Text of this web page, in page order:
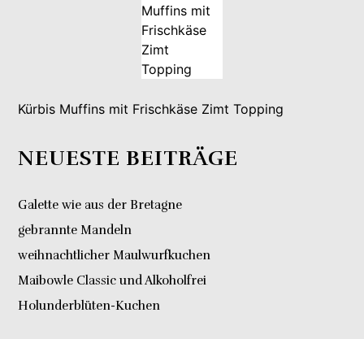
Kürbis Muffins mit Frischkäse Zimt Topping
NEUESTE BEITRÄGE
Galette wie aus der Bretagne
gebrannte Mandeln
weihnachtlicher Maulwurfkuchen
Maibowle Classic und Alkoholfrei
Holunderblüten-Kuchen